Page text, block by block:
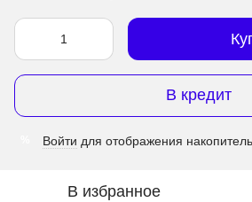
В кредит
Войти для отображения
В избранное